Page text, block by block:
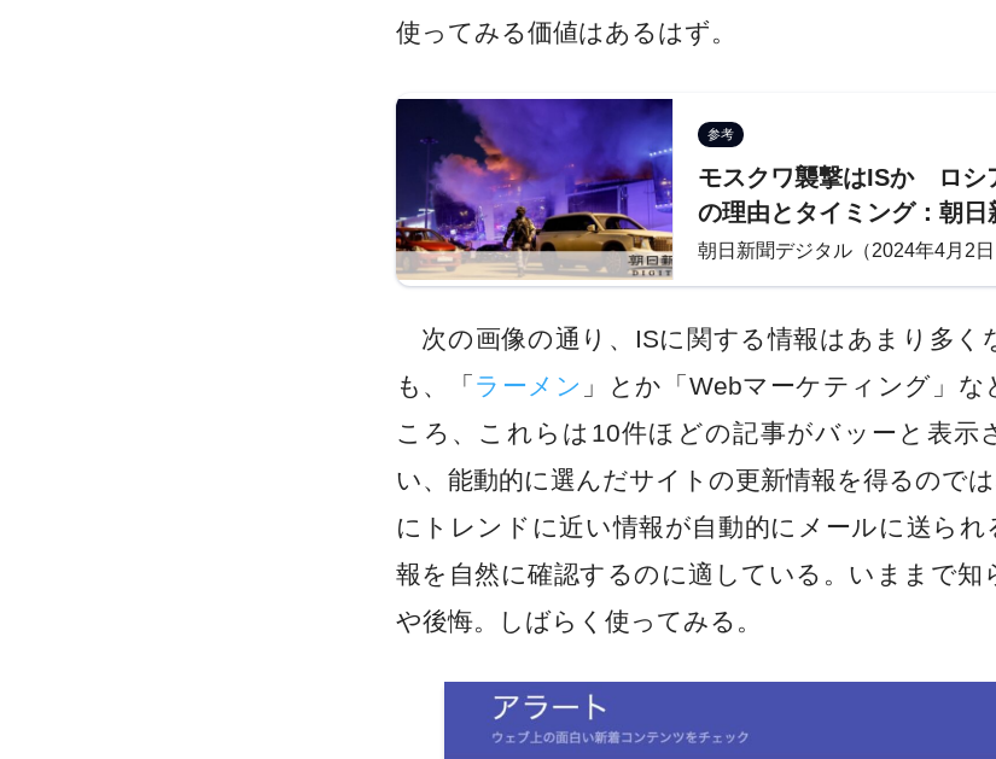
使ってみる価値はあるはず。
参考
モスクワ襲撃はISか ロシ
の理由とタイミング：朝日
朝日新聞デジタル（2024年4月2日
次の画像の通り、ISに関する情報はあまり多く
も、「 ラーメン 」とか「Webマーケティング」な
ころ、これらは10件ほどの記事がバッーと表示
い、能動的に選んだサイトの更新情報を得るので
にトレンドに近い情報が自動的にメールに送ら
報を自然に確認するのに適している。いままで知
や後悔。しばらく使ってみる。